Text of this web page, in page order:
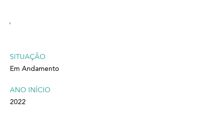
'
SITUAÇÃO
Em Andamento
ANO INÍCIO
2022